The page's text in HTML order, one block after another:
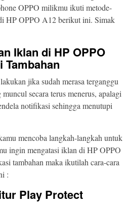
OPPO milikmu ikuti metode-
HP OPPO A12 berikut ini. Simak
Iklan di HP OPPO
Tambahan
jika sudah merasa terganggu
secara terus menerus, apalagi
notifikasi sehingga menutupi
mencoba langkah-langkah untuk
ingin mengatasi iklan di HP OPPO
tambahan maka ikutilah cara-cara
:
Play Protect